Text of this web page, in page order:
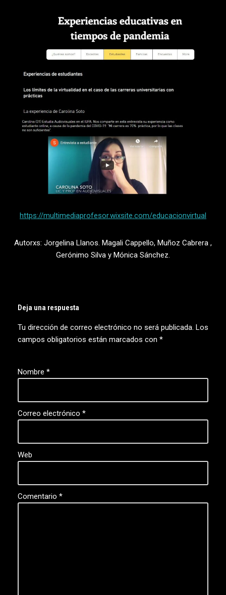
https://multimediaprofesor.wixsite.com/educacionvirtual
Autorxs: Jorgelina Llanos. Magali Cappello, Muñoz Cabrera ,
Gerónimo Silva y Mónica Sánchez.
Deja una respuesta
Tu dirección de correo electrónico no será publicada. Los
campos obligatorios están marcados con *
Nombre *
Correo electrónico *
Web
Comentario *